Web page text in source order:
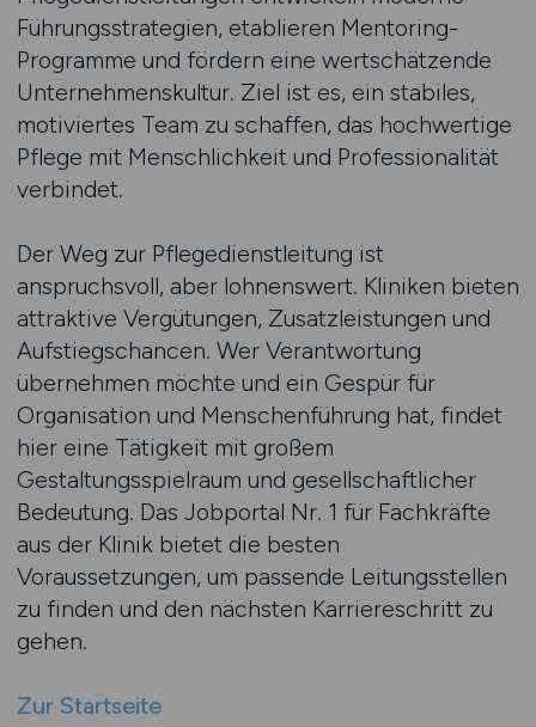
Führungsstrategien, etablieren Mentoring-
Programme und fördern eine wertschätzende
Unternehmenskultur. Ziel ist es, ein stabiles,
motiviertes Team zu schaffen, das hochwertige
Pflege mit Menschlichkeit und Professionalität
verbindet.
Der Weg zur Pflegedienstleitung ist
anspruchsvoll, aber lohnenswert. Kliniken bieten
attraktive Vergütungen, Zusatzleistungen und
Aufstiegschancen. Wer Verantwortung
übernehmen möchte und ein Gespür für
Organisation und Menschenführung hat, findet
hier eine Tätigkeit mit großem
Gestaltungsspielraum und gesellschaftlicher
Bedeutung. Das Jobportal Nr. 1 für Fachkräfte
aus der Klinik bietet die besten
Voraussetzungen, um passende Leitungsstellen
zu finden und den nächsten Karriereschritt zu
gehen.
Zur Startseite